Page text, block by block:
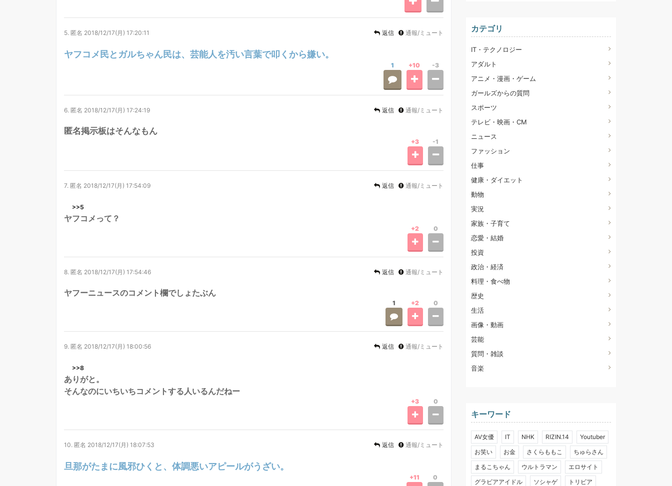
5. 匿名 2018/12/17(月) 17:20:11 返信 通報/ミュート
ヤフコメ民とガルちゃん民は、芸能人を汚い言葉で叩くから嫌い。
1 +10 -3
6. 匿名 2018/12/17(月) 17:24:19 返信 通報/ミュート
匿名掲示板はそんなもん
+3 -1
7. 匿名 2018/12/17(月) 17:54:09 返信 通報/ミュート
>>5
ヤフコメって？
+2 0
8. 匿名 2018/12/17(月) 17:54:46 返信 通報/ミュート
ヤフーニュースのコメント欄でしょたぶん
1 +2 0
9. 匿名 2018/12/17(月) 18:00:56 返信 通報/ミュート
>>8
ありがと。
そんなのにいちいちコメントする人いるんだねー
+3 0
10. 匿名 2018/12/17(月) 18:07:53 返信 通報/ミュート
旦那がたまに風邪ひくと、体調悪いアピールがうざい。
+11 0
カテゴリ
IT・テクノロジー
アダルト
アニメ・漫画・ゲーム
ガールズからの質問
スポーツ
テレビ・映画・CM
ニュース
ファッション
仕事
健康・ダイエット
動物
実況
家族・子育て
恋愛・結婚
投資
政治・経済
料理・食べ物
歴史
生活
画像・動画
芸能
質問・雑談
音楽
キーワード
AV女優 IT NHK RIZIN.14
Youtuber
お笑い
お金 さくらももこ
ちゅらさん
まるこちゃん
ウルトラマン
エロサイト
グラビアアイドル
ソシャゲ
トリビア